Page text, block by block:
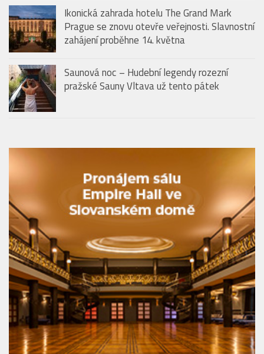
Ikonická zahrada hotelu The Grand Mark
Prague se znovu otevře veřejnosti. Slavnostní
zahájení proběhne 14. května
Saunová noc – Hudební legendy rozezní
pražské Sauny Vltava už tento pátek